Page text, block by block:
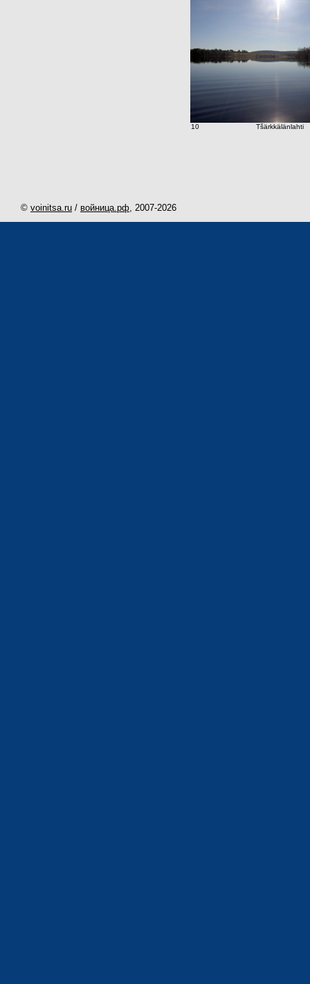
10 Tšärkkälänlahti
© voinitsa.ru / войница.рф, 2007-2026